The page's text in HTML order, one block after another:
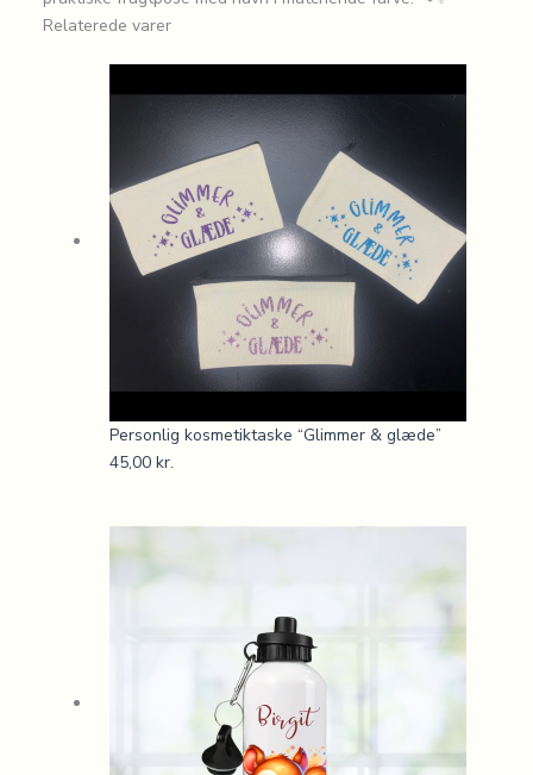
Relaterede varer
Personlig kosmetiktaske “Glimmer & glæde”
45,00 kr.